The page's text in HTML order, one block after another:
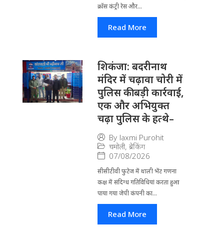
क्रॉस कंट्री रेस और...
Read More
​शिकंजा: बदरीनाथ
मंदिर में चढ़ावा चोरी में
पुलिस की बड़ी कार्रवाई,
एक और अभियुक्त
चढ़ा पुलिस के हत्थे–
By laxmi Purohit
चमोली, ब्रेकिंग
07/08/2026
सीसीटीवी फुटेज में थाली भेंट गणना
कक्ष में संदिग्ध गतिविधियां करता हुआ
पाया गया जेपी कंपनी का...
Read More